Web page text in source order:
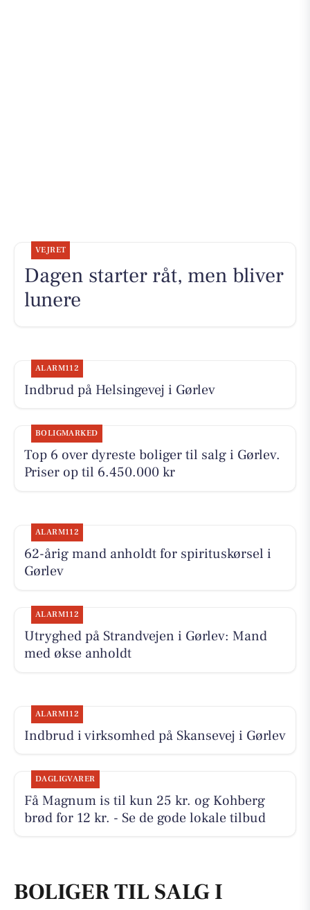
VEJRET
Dagen starter råt, men bliver
lunere
ALARM112
Indbrud på Helsingevej i Gørlev
BOLIGMARKED
Top 6 over dyreste boliger til salg i Gørlev.
Priser op til 6.450.000 kr
ALARM112
62-årig mand anholdt for spirituskørsel i
Gørlev
ALARM112
Utryghed på Strandvejen i Gørlev: Mand
med økse anholdt
ALARM112
Indbrud i virksomhed på Skansevej i Gørlev
DAGLIGVARER
Få Magnum is til kun 25 kr. og Kohberg
brød for 12 kr. - Se de gode lokale tilbud
BOLIGER TIL SALG I